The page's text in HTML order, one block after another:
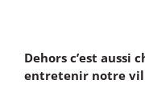
Dehors c’est aussi
entretenir notre